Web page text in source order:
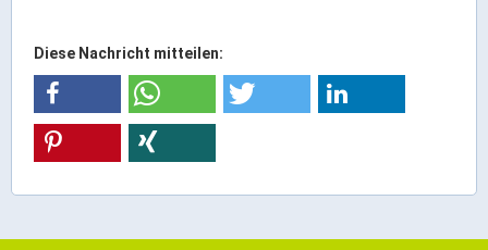
Einzelhandel & aktive Innenstadt
Marketing-Kampagne
Tourismus- & Stadtmarketing
Diese Nachricht mitteilen: